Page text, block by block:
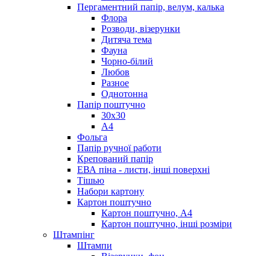
Пергаментний папір, велум, калька
Флора
Розводи, візерунки
Дитяча тема
Фауна
Чорно-білий
Любов
Разное
Однотонна
Папір поштучно
30х30
А4
Фольга
Папір ручної работи
Крепований папір
ЕВА піна - листи, інші поверхні
Тішью
Набори картону
Картон поштучно
Картон поштучно, А4
Картон поштучно, інші розміри
Штампінг
Штампи